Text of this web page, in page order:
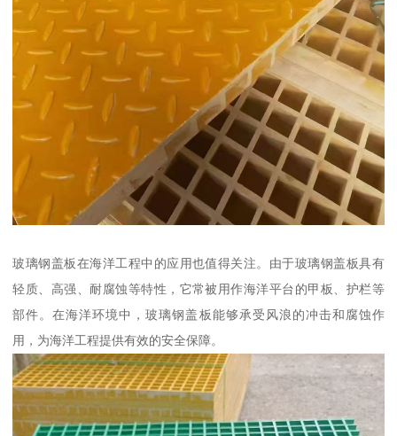
玻璃钢盖板在海洋工程中的应用也值得关注。由于玻璃钢盖板具有
轻质、高强、耐腐蚀等特性，它常被用作海洋平台的甲板、护栏等
部件。在海洋环境中，玻璃钢盖板能够承受风浪的冲击和腐蚀作
用，为海洋工程提供有效的安全保障。